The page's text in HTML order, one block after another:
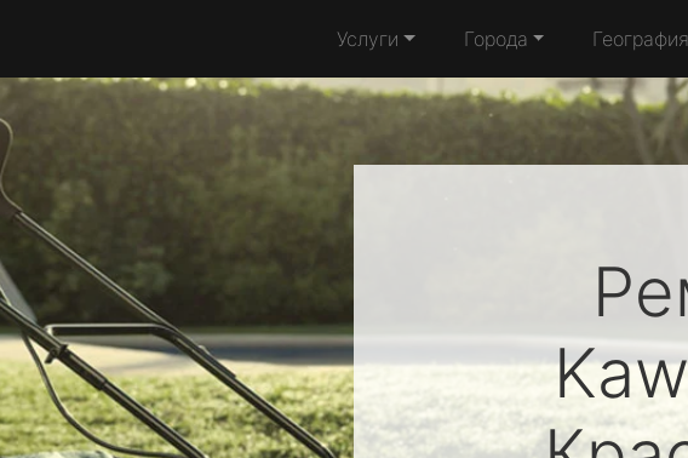
Услуги Города География